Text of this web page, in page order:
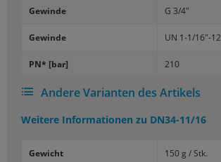
Ge­win­de G 3/4"
Ge­win­de UN 1-1/16"-12
PN* [bar] 210
Andere Varianten des Artikels
Weitere Informationen zu DN34-11/16
Gewicht 150 g / Stk.